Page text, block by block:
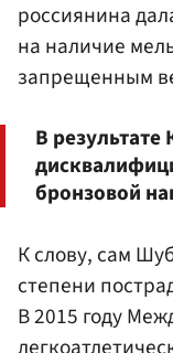
россиянина
на наличие
запрещенным
В
бронзовой
К слову, сам
степени
В 2015 году